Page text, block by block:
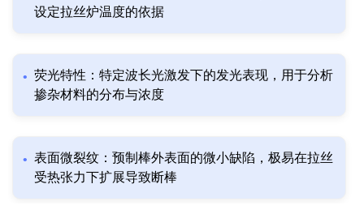
设定拉丝炉温度的依据
荧光特性：特定波长光激发下的发光表现，用于分析
掺杂材料的分布与浓度
表面微裂纹：预制棒外表面的微小缺陷，极易在拉丝
受热张力下扩展导致断棒